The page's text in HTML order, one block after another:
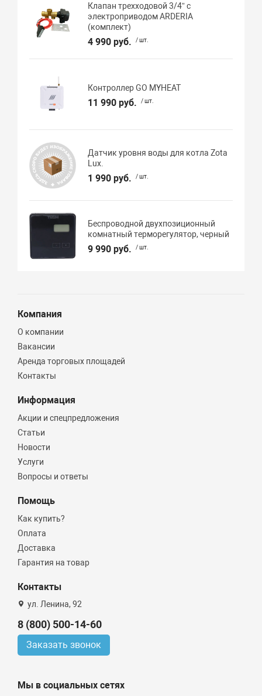
Клапан трехходовой 3/4” с
электроприводом ARDERIA
(комплект)
4 990 руб. / шт.
Контроллер GO MYHEAT
11 990 руб. / шт.
Датчик уровня воды для котла Zota
Lux.
1 990 руб. / шт.
Беспроводной двухпозиционный
комнатный терморегулятор, черный
9 990 руб. / шт.
Компания
О компании
Вакансии
Аренда торговых площадей
Контакты
Информация
Акции и спецпредложения
Статьи
Новости
Услуги
Вопросы и ответы
Помощь
Как купить?
Оплата
Доставка
Гарантия на товар
Контакты
ул. Ленина, 92
8 (800) 500-14-60
Заказать звонок
Мы в социальных сетях